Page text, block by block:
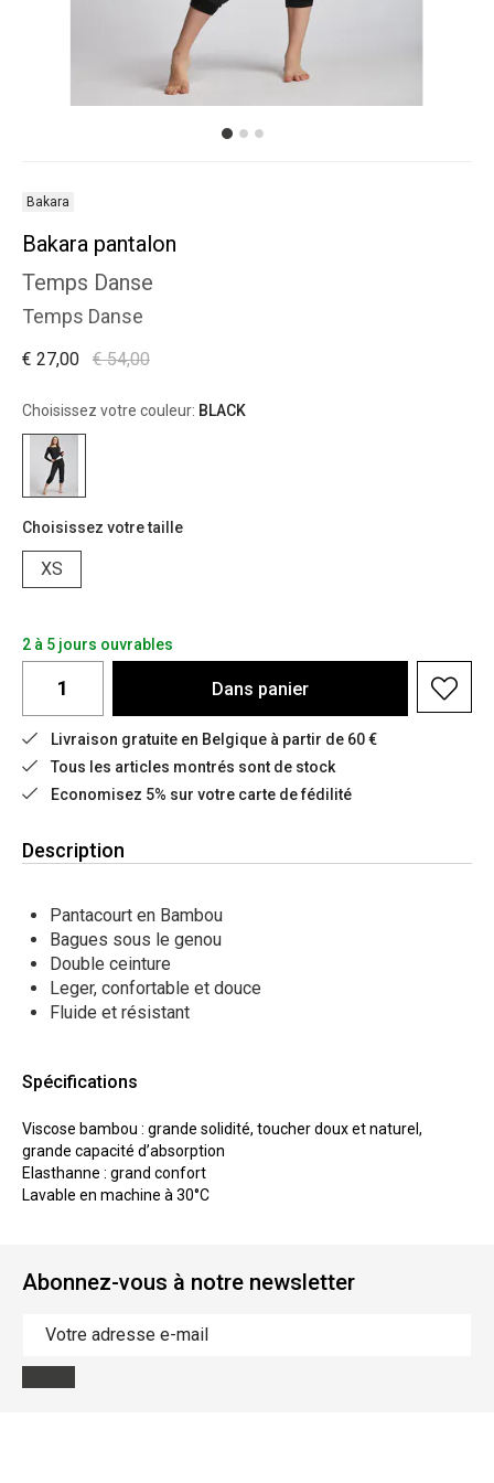
Bakara
Bakara pantalon
Temps Danse
Temps Danse
€ 54,00
€ 27,00
Choisissez votre couleur: BLACK
Choisissez votre taille
XS
2 à 5 jours ouvrables
Dans panier
Livraison gratuite en Belgique à partir de 60 €
Tous les articles montrés sont de stock
Economisez 5% sur votre carte de fédilité
Description
Pantacourt en Bambou
Bagues sous le genou
Double ceinture
Leger, confortable et douce
Fluide et résistant
Spécifications
Viscose bambou : grande solidité, toucher doux et naturel,
grande capacité d’absorption
Elasthanne : grand confort
Lavable en machine à 30°C
Abonnez-vous à notre newsletter